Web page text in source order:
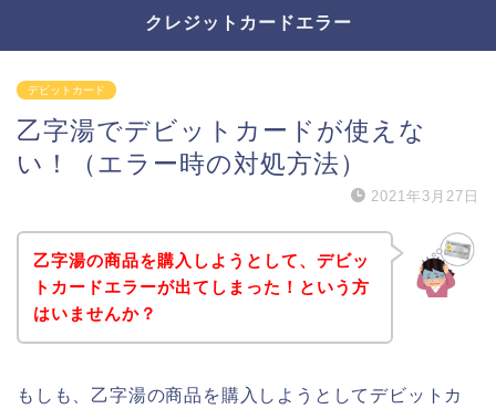
クレジットカードエラー
デビットカード
乙字湯でデビットカードが使えな
い！（エラー時の対処方法）
2021年3月27日
乙字湯の商品を購入しようとして、デビッ
トカードエラーが出てしまった！という方
はいませんか？
もしも、乙字湯の商品を購入しようとしてデビットカ